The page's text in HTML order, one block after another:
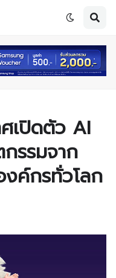
เปิดตัว AI
รรมจาก
ค์กรทั่วโลก